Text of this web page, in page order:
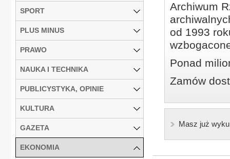
Archiwum
od 1993
Ponad
Zamów
Masz już
SPORT
PLUS MINUS
PRAWO
NAUKA I TECHNIKA
PUBLICYSTYKA, OPINIE
KULTURA
GAZETA
EKONOMIA